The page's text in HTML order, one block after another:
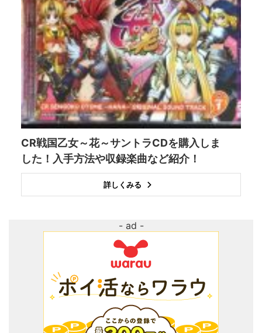
CR戦国乙女～花～サントラCDを購入しま
した！入手方法や収録楽曲など紹介！
詳しくみる